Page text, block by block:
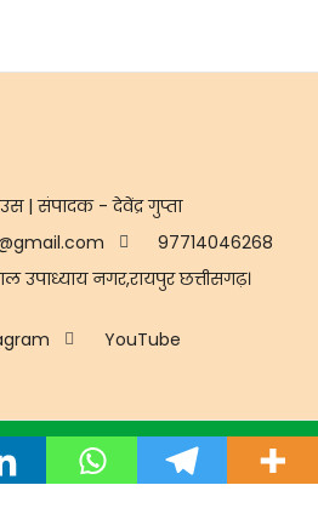
| संपादक - देवेंद्र गुप्ता
97714046268
उपाध्याय नगर,रायपुर छत्तीसगढ़।
YouTube